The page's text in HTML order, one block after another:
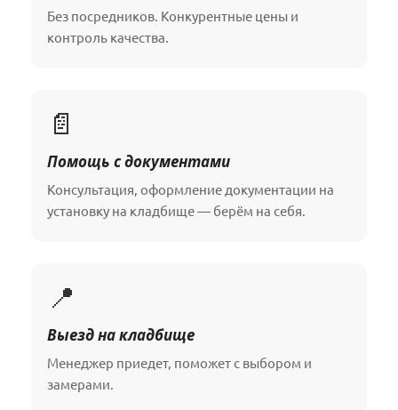
Без посредников. Конкурентные цены и
контроль качества.
📄
Помощь с документами
Консультация, оформление документации на
установку на кладбище — берём на себя.
📍
Выезд на кладбище
Менеджер приедет, поможет с выбором и
замерами.